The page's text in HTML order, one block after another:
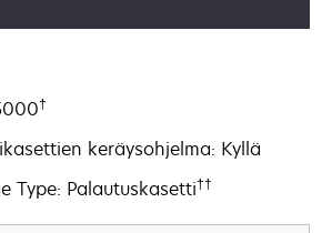
†
keräysohjelma: Kyllä
Type: Palautuskasetti††